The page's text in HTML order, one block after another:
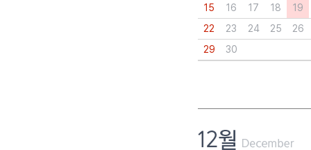
15
16 17 18
19
22
23 24 25
26
29
30